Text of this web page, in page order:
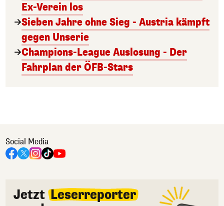
Ex-Verein los
Sieben Jahre ohne Sieg - Austria kämpft
gegen Unserie
Champions-League Auslosung - Der
Fahrplan der ÖFB-Stars
Social Media
Jetzt Leserreporter